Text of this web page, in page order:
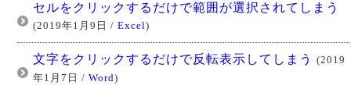
セルをクリックするだけで範囲が選択されてしまう
(2019年1月9日 /Excel)
文字をクリックするだけで反転表示してしまう
(2019
年1月7日 /Word)